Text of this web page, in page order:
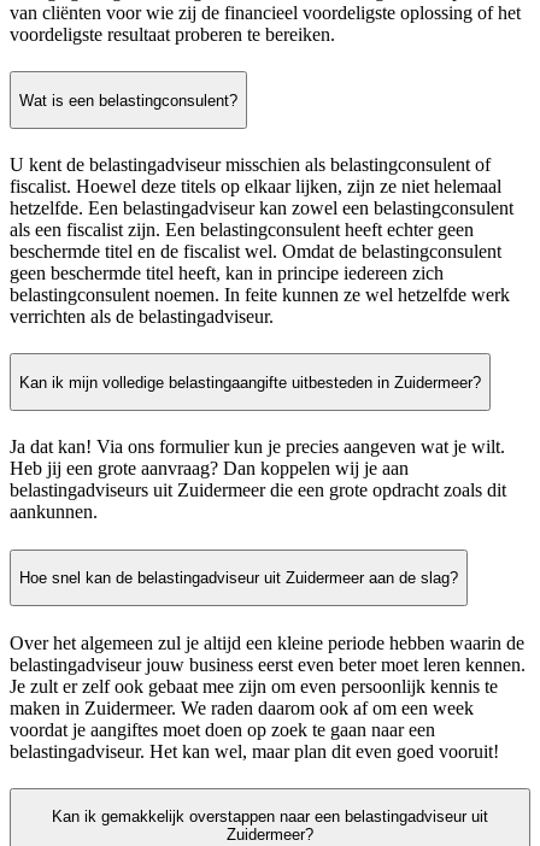
van cliënten voor wie zij de financieel voordeligste oplossing of het
voordeligste resultaat proberen te bereiken.
Wat is een belastingconsulent?
U kent de belastingadviseur misschien als belastingconsulent of
fiscalist. Hoewel deze titels op elkaar lijken, zijn ze niet helemaal
hetzelfde. Een belastingadviseur kan zowel een belastingconsulent
als een fiscalist zijn. Een belastingconsulent heeft echter geen
beschermde titel en de fiscalist wel. Omdat de belastingconsulent
geen beschermde titel heeft, kan in principe iedereen zich
belastingconsulent noemen. In feite kunnen ze wel hetzelfde werk
verrichten als de belastingadviseur.
Kan ik mijn volledige belastingaangifte uitbesteden in Zuidermeer?
Ja dat kan! Via ons formulier kun je precies aangeven wat je wilt.
Heb jij een grote aanvraag? Dan koppelen wij je aan
belastingadviseurs uit Zuidermeer die een grote opdracht zoals dit
aankunnen.
Hoe snel kan de belastingadviseur uit Zuidermeer aan de slag?
Over het algemeen zul je altijd een kleine periode hebben waarin de
belastingadviseur jouw business eerst even beter moet leren kennen.
Je zult er zelf ook gebaat mee zijn om even persoonlijk kennis te
maken in Zuidermeer. We raden daarom ook af om een week
voordat je aangiftes moet doen op zoek te gaan naar een
belastingadviseur. Het kan wel, maar plan dit even goed vooruit!
Kan ik gemakkelijk overstappen naar een belastingadviseur uit
Zuidermeer?